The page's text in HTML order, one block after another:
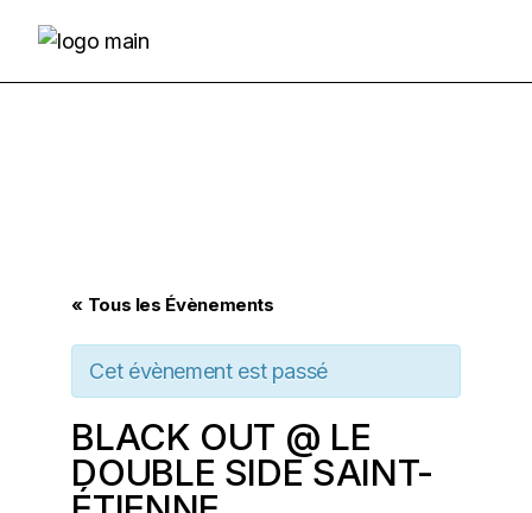
« Tous les Évènements
Cet évènement est passé
BLACK OUT @ LE
DOUBLE SIDE SAINT-